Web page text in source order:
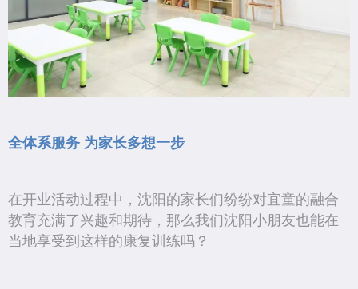
全体系服务 为家长多想一步
在开业活动过程中，沈阳的家长们纷纷对宜童的融合
教育充满了兴趣和期待，那么我们沈阳小朋友也能在
当地享受到这样的康复训练吗？